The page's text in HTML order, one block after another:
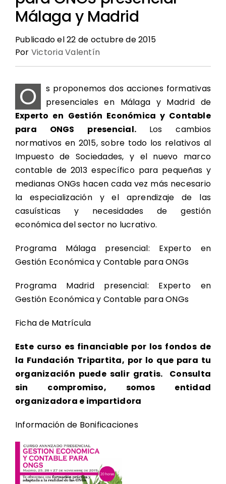
Contacto
Oferta Formativa
Noticias Enclave
Redes de Participación
Málaga y Madrid
Publicado el 22 de octubre de 2015
Por Victoria Valentín
O
s proponemos dos acciones formativas
presenciales en Málaga y Madrid de
Experto en Gestión Económica y Contable
para ONGS presencial. Los cambios
normativos en 2015, sobre todo los relativos al
Impuesto de Sociedades, y el nuevo marco
contable de 2013 específico para pequeñas y
medianas ONGs hacen cada vez más necesario
la especialización y el aprendizaje de las
casuísticas y necesidades de gestión
económica del sector no lucrativo.
Programa Málaga presencial: Experto en
Gestión Económica y Contable para ONGs
Programa Madrid presencial: Experto en
Gestión Económica y Contable para ONGs
Ficha de Matrícula
Este curso es financiable por los fondos de
la Fundación Tripartita, por lo que para tu
organización puede salir gratis. Consulta
sin compromiso, somos entidad
organizadora e impartidora
Información de Bonificaciones